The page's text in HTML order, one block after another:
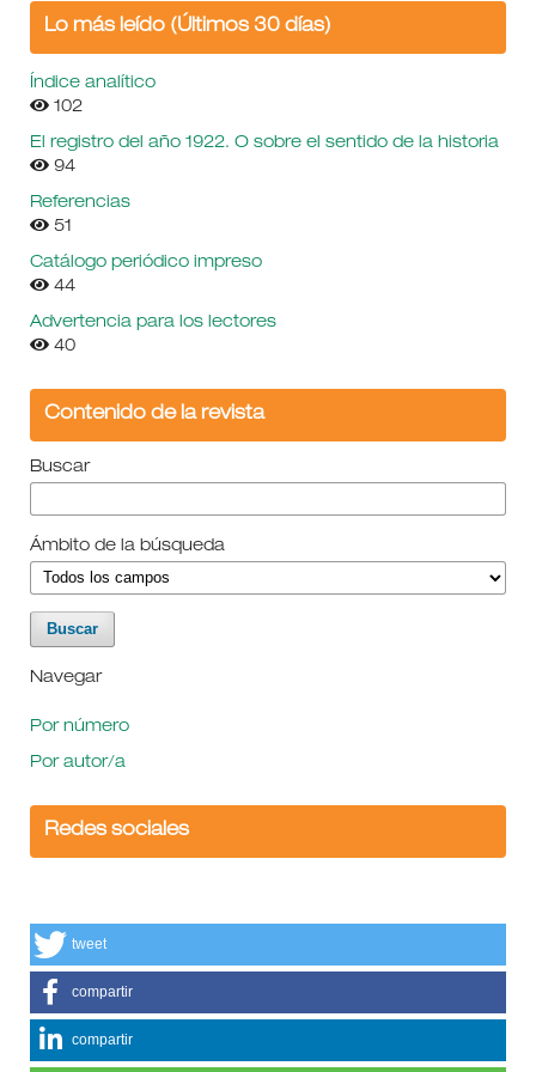
Lo más leído (Últimos 30 días)
Índice analítico
102
El registro del año 1922. O sobre el sentido de la historia
94
Referencias
51
Catálogo periódico impreso
44
Advertencia para los lectores
40
Contenido de la revista
Buscar
Ámbito de la búsqueda
Navegar
Por número
Por autor/a
Redes sociales
tweet
compartir
compartir